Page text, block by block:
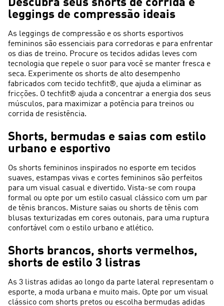
Descubra seus shorts de corrida e
leggings de compressão ideais
As leggings de compressão e os shorts esportivos
femininos são essenciais para corredoras e para enfrentar
os dias de treino. Procure os tecidos adidas leves com
tecnologia que repele o suor para você se manter fresca e
seca. Experimente os shorts de alto desempenho
fabricados com tecido techfit®, que ajuda a eliminar as
fricções. O techfit® ajuda a concentrar a energia dos seus
músculos, para maximizar a potência para treinos ou
corrida de resistência.
Shorts, bermudas e saias com estilo
urbano e esportivo
Os shorts femininos inspirados no esporte em tecidos
suaves, estampas vivas e cortes femininos são perfeitos
para um visual casual e divertido. Vista-se com roupa
formal ou opte por um estilo casual clássico com um par
de tênis brancos. Misture saias ou shorts de tênis com
blusas texturizadas em cores outonais, para uma ruptura
confortável com o estilo urbano e atlético.
Shorts brancos, shorts vermelhos,
shorts de estilo 3 listras
As 3 listras adidas ao longo da parte lateral representam o
esporte, a moda urbana e muito mais. Opte por um visual
clássico com shorts pretos ou escolha bermudas adidas